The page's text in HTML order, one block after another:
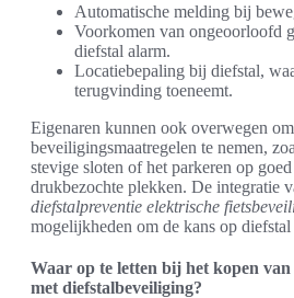
Automatische melding bij
Voorkomen van ongeoorloofd
diefstal alarm.
Locatiebepaling bij diefstal,
terugvinding toeneemt.
Eigenaren kunnen ook overwegen
beveiligingsmaatregelen te nemen,
stevige sloten of het parkeren op
drukbezochte plekken. De integratie
diefstalpreventie elektrische
mogelijkheden om de kans op
Waar op te letten bij het kopen van
met diefstalbeveiliging?